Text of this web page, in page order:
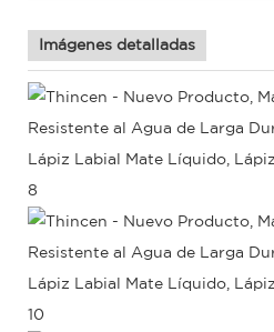
Imágenes detalladas